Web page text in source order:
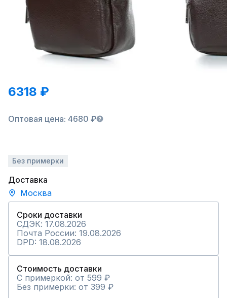
6318 ₽
Оптовая цена: 4680 ₽
Без примерки
Доставка
Москва
Сроки доставки
СДЭК: 17.08.2026
Почта России: 19.08.2026
DPD: 18.08.2026
Стоимость доставки
С примеркой: от 599 ₽
Без примерки: от 399 ₽